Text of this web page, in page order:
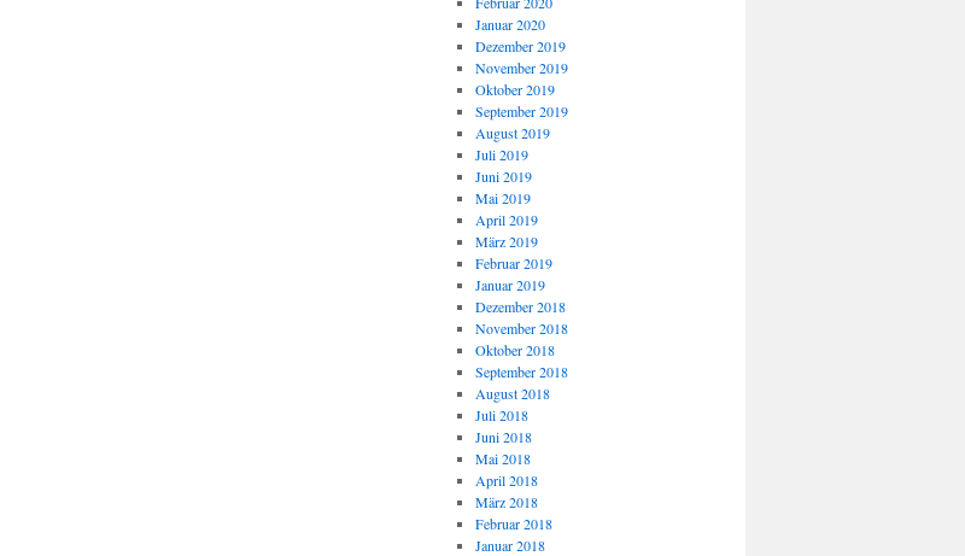
Januar 2020
Dezember 2019
November 2019
Oktober 2019
September 2019
August 2019
Juli 2019
Juni 2019
Mai 2019
April 2019
März 2019
Februar 2019
Januar 2019
Dezember 2018
November 2018
Oktober 2018
September 2018
August 2018
Juli 2018
Juni 2018
Mai 2018
April 2018
März 2018
Februar 2018
Januar 2018